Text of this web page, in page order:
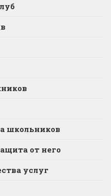
школьников
от него
услуг